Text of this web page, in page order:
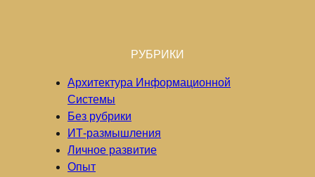
РУБРИКИ
Архитектура Информационной
Системы
Без рубрики
ИТ-размышления
Личное развитие
Опыт